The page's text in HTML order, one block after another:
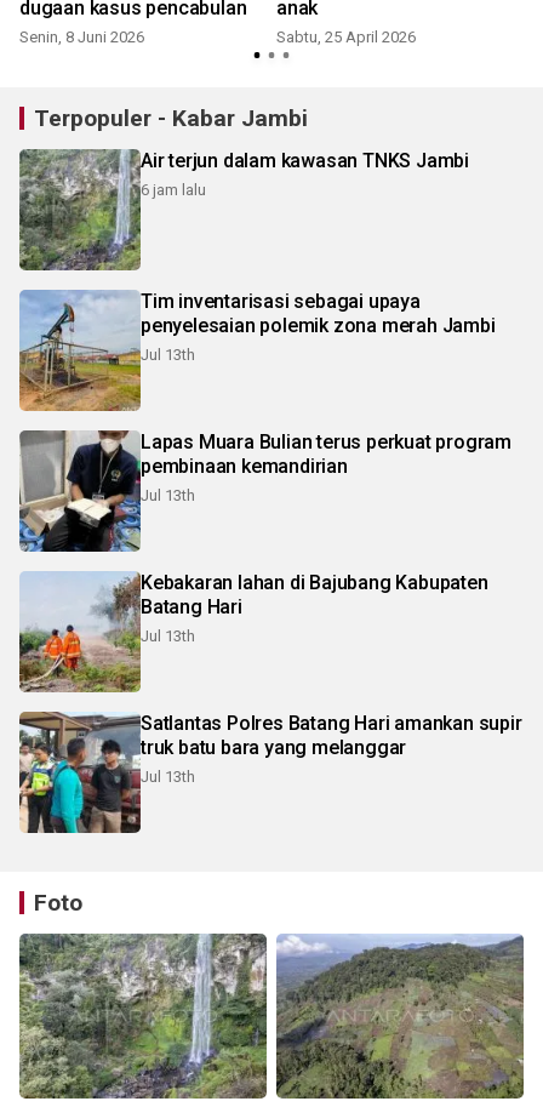
dugaan kasus pencabulan
Senin, 8 Juni 2026
anak
Sabtu, 25 April 2026
Terpopuler - Kabar Jambi
Air terjun dalam kawasan TNKS Jambi
6 jam lalu
Tim inventarisasi sebagai upaya
penyelesaian polemik zona merah Jambi
Jul 13th
Lapas Muara Bulian terus perkuat program
pembinaan kemandirian
Jul 13th
Kebakaran lahan di Bajubang Kabupaten
Batang Hari
Jul 13th
Satlantas Polres Batang Hari amankan supir
truk batu bara yang melanggar
Jul 13th
Foto